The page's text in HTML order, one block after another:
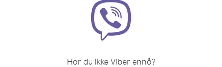
Har du ikke Viber ennå?